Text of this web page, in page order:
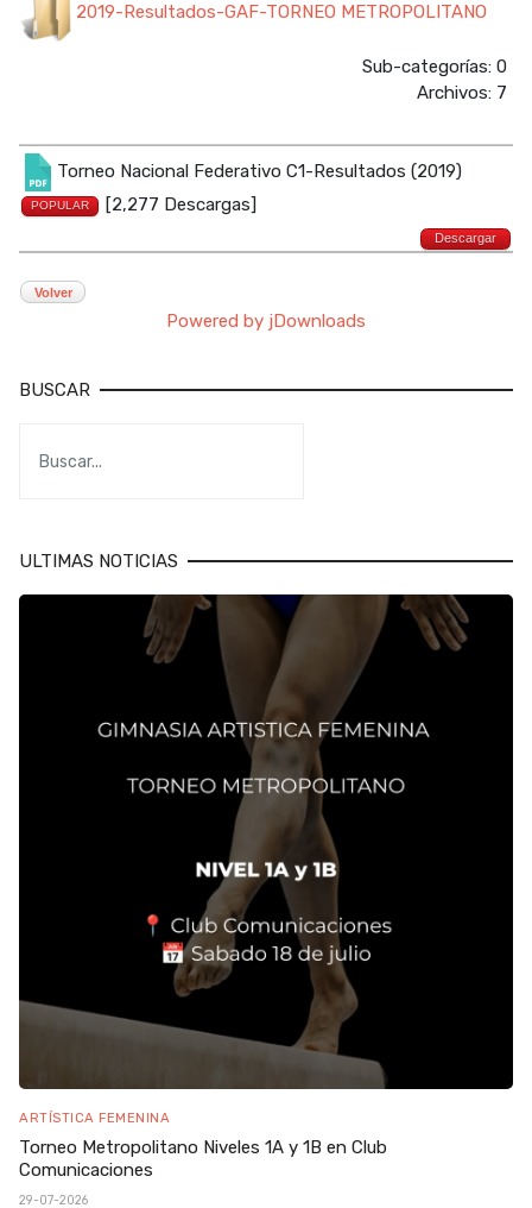
2019-Resultados-GAF-TORNEO METROPOLITANO
Sub-categorías: 0
Archivos: 7
Torneo Nacional Federativo C1-Resultados (2019)
POPULAR [2,277 Descargas]
Descargar
Volver
Powered by jDownloads
BUSCAR
ULTIMAS NOTICIAS
ARTÍSTICA FEMENINA
Torneo Metropolitano Niveles 1A y 1B en Club
Comunicaciones
29-07-2026